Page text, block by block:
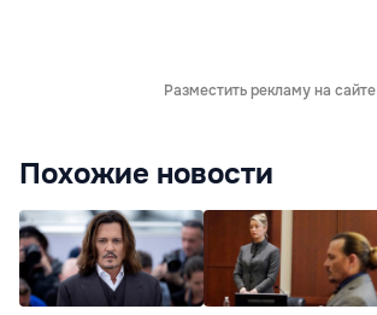
Разместить рекламу на сайте
Похожие новости